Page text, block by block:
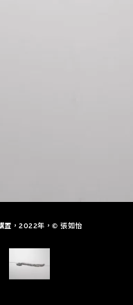
置，2022年，© 張如怡